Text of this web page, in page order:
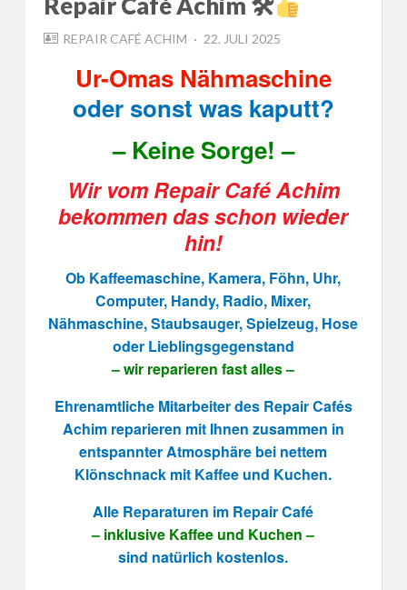
REPAIR CAFÉ ACHIM
POSTED
22. JULI 2025
Ur-Omas Nähmaschine
oder sonst was kaputt?
– Keine Sorge! –
Wir vom Repair Café Achim
bekommen das schon wieder
hin!
Ob Kaffeemaschine, Kamera, Föhn, Uhr,
Computer, Handy, Radio, Mixer,
Nähmaschine, Staubsauger, Spielzeug, Hose
oder Lieblingsgegenstand
– wir reparieren fast alles –
Ehrenamtliche Mitarbeiter des Repair Cafés
Achim reparieren mit Ihnen zusammen in
entspannter Atmosphäre bei nettem
Klönschnack mit Kaffee und Kuchen.
Alle Reparaturen im Repair Café
– inklusive Kaffee und Kuchen –
sind natürlich kostenlos.